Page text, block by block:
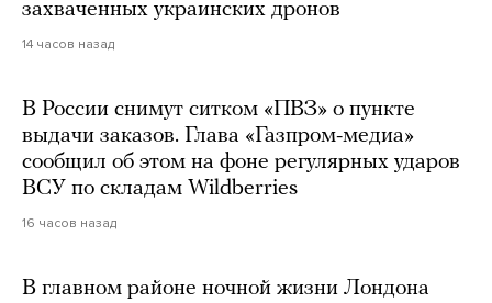
захваченных украинских дронов
14 часов назад
В России снимут ситком «ПВЗ» о пункте
выдачи заказов. Глава «Газпром-медиа»
сообщил об этом на фоне регулярных ударов
ВСУ по складам Wildberries
16 часов назад
В главном районе ночной жизни Лондона